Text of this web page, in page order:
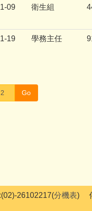
09 衛生組
19 學務主任
Go
26102217(分機表)